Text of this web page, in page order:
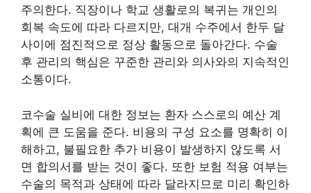
주의한다. 직장이나 학교 생활로의 복귀는 개인의
회복 속도에 따라 다르지만, 대개 수주에서 한두 달
사이에 점진적으로 정상 활동으로 돌아간다. 수술
후 관리의 핵심은 꾸준한 관리와 의사와의 지속적인
소통이다.
코수술 실비에 대한 정보는 환자 스스로의 예산 계
획에 큰 도움을 준다. 비용의 구성 요소를 명확히 이
해하고, 불필요한 추가 비용이 발생하지 않도록 서
면 합의서를 받는 것이 좋다. 또한 보험 적용 여부는
수술의 목적과 상태에 따라 달라지므로 미리 확인하